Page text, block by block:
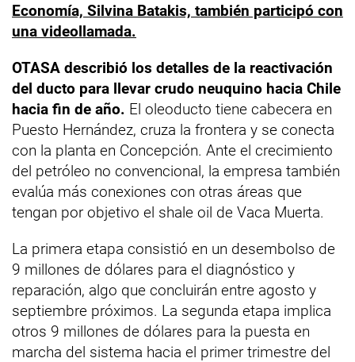
Economía, Silvina Batakis, también participó con
una videollamada.
OTASA describió los detalles de la reactivación
del ducto para llevar crudo neuquino hacia Chile
hacia fin de año. El oleoducto tiene cabecera en
Puesto Hernández, cruza la frontera y se conecta
con la planta en Concepción. Ante el crecimiento
del petróleo no convencional, la empresa también
evalúa más conexiones con otras áreas que
tengan por objetivo el shale oil de Vaca Muerta.
La primera etapa consistió en un desembolso de
9 millones de dólares para el diagnóstico y
reparación, algo que concluirán entre agosto y
septiembre próximos. La segunda etapa implica
otros 9 millones de dólares para la puesta en
marcha del sistema hacia el primer trimestre del